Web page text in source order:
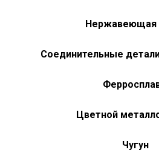
Нержавеющая
Соединительные
Цветной
Чугун